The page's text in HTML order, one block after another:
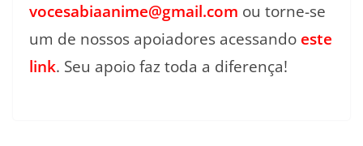
vocesabiaanime@gmail.com ou torne-se
um de nossos apoiadores acessando este
link. Seu apoio faz toda a diferença!